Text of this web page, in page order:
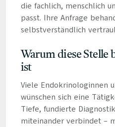
die fachlich, menschlich
passt. Ihre Anfrage
selbstverständlich
Warum diese Stelle
ist
Viele Endokrinologinnen
wünschen sich eine
Tiefe, fundierte
miteinander verbindet –